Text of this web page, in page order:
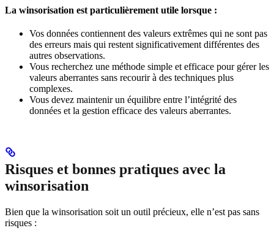
La winsorisation est particulièrement utile lorsque :
Vos données contiennent des valeurs extrêmes qui ne sont pas
des erreurs mais qui restent significativement différentes des
autres observations.
Vous recherchez une méthode simple et efficace pour gérer les
valeurs aberrantes sans recourir à des techniques plus
complexes.
Vous devez maintenir un équilibre entre l’intégrité des
données et la gestion efficace des valeurs aberrantes.
Risques et bonnes pratiques avec la
winsorisation
Bien que la winsorisation soit un outil précieux, elle n’est pas sans
risques :